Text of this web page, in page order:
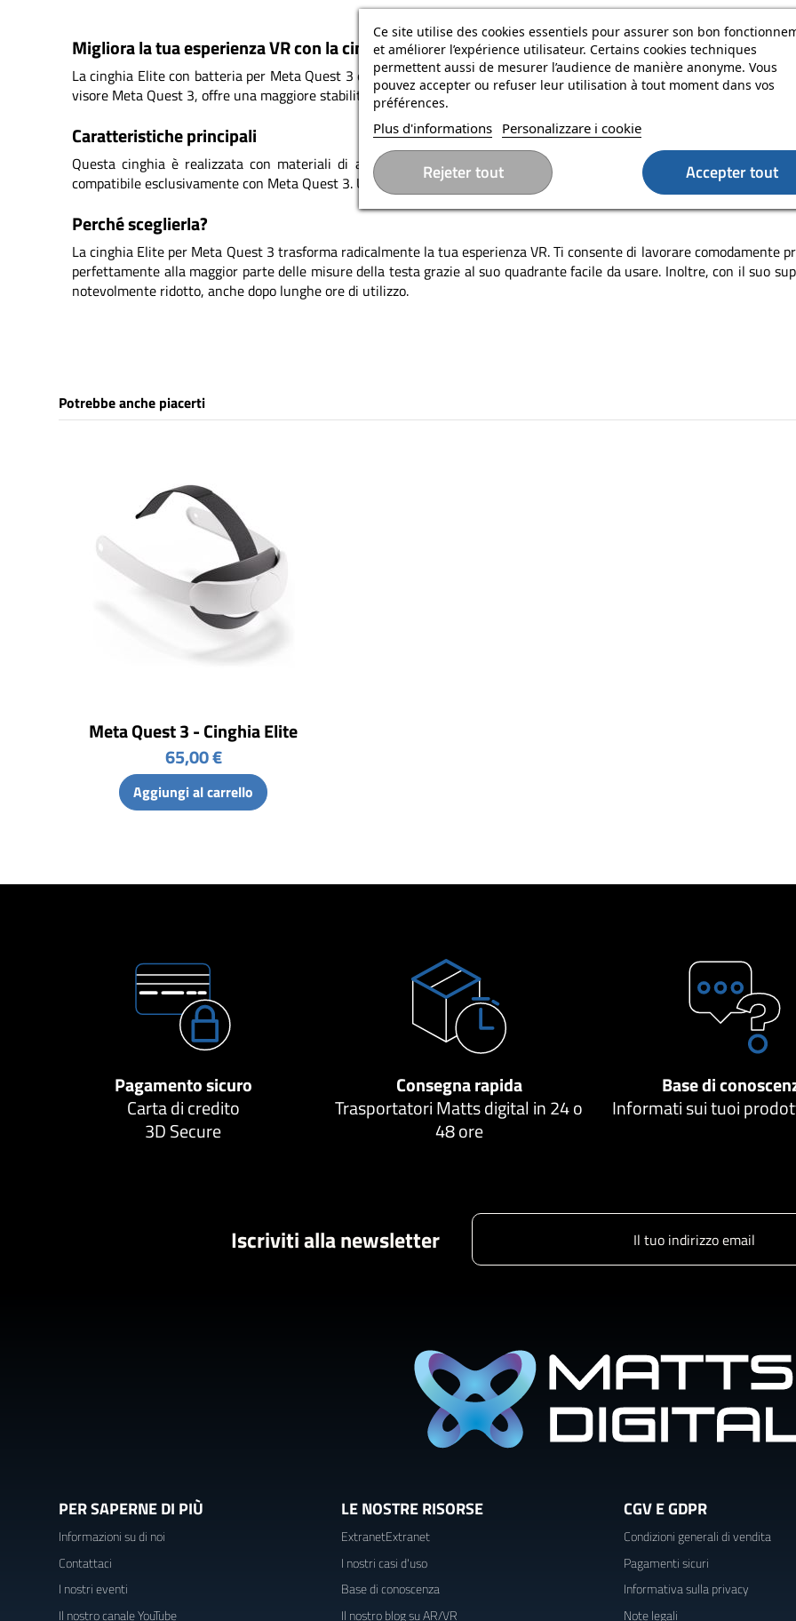
Ce site utilise des cookies essentiels pour assurer son bon
et améliorer l’expérience utilisateur. Certains cookies techniques
permettent aussi de mesurer l’audience de manière anonyme. Vous
pouvez accepter ou refuser leur utilisation à tout moment dans vos
préférences.
Plus d'informations Personalizzare i cookie
Rejeter tout Accepter tout
Migliora la tua esperienza VR con la cinghia Elite con batteria per Meta Quest 3
La cinghia Elite con batteria per Meta Quest 3 è l'accessorio ideale per gli utenti che desiderano combinare comfort
visore Meta Quest 3, offre una maggiore stabilità e integra una batteria agli ioni di litio.
Caratteristiche principali
Questa cinghia è realizzata con materiali di alta qualità: plastica, silicone per il supporto posteriore della testa
compatibile esclusivamente con Meta Quest 3. Uno dei suoi principali vantaggi è la batteria integrata, che offre una
Perché sceglierla?
La cinghia Elite per Meta Quest 3 trasforma radicalmente la tua esperienza VR. Ti consente di lavorare comodamente
perfettamente alla maggior parte delle misure della testa grazie al suo quadrante facile da usare. Inoltre, con il suo
notevolmente ridotto, anche dopo lunghe ore di utilizzo.
Potrebbe anche piacerti
Meta Quest 3 - Cinghia Elite
65,00 €
Aggiungi al carrello
Pagamento sicuro
Carta di credito
3D Secure
Consegna rapida
Trasportatori Matts digital in 24 o
48 ore
Base di
Informati sui tuoi
Iscriviti alla newsletter
PER SAPERNE DI PIÙ
Informazioni su di noi
Contattaci
I nostri eventi
Il nostro canale YouTube
LE NOSTRE RISORSE
ExtranetExtranet
I nostri casi d'uso
Base di conoscenza
Il nostro blog su AR/VR
CGV E GDPR
Condizioni generali di vendita
Pagamenti sicuri
Informativa sulla privacy
Note legali